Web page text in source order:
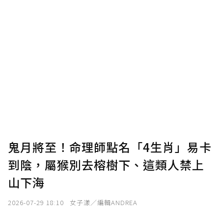
鬼月將至！命理師點名「4生肖」易卡
到陰，屬猴別去榕樹下、這類人禁上
山下海
2026-07-29 18:10 女子漾／編輯ANDREA